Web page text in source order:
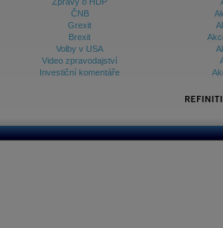
ČNB
Grexit
Brexit
Volby v USA
Video zpravodajství
Investiční komentáře